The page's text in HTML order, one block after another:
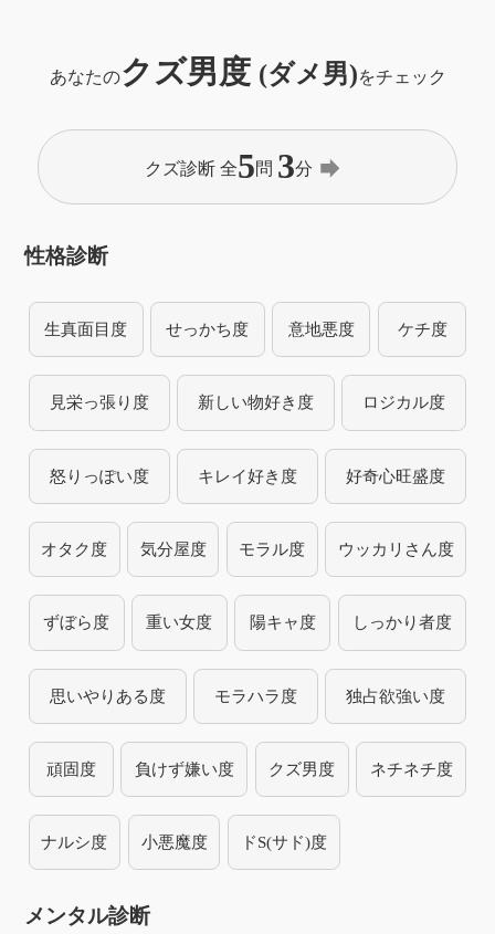
あなたのクズ男度 (ダメ男)をチェック
クズ診断 全5問 3分 forward
性格診断
生真面目度 せっかち度 意地悪度 ケチ度
見栄っ張り度 新しい物好き度 ロジカル度
怒りっぽい度 キレイ好き度 好奇心旺盛度
オタク度 気分屋度 モラル度 ウッカリさん度
ずぼら度 重い女度 陽キャ度 しっかり者度
思いやりある度 モラハラ度 独占欲強い度
頑固度 負けず嫌い度 クズ男度 ネチネチ度
ナルシ度 小悪魔度 ドS(サド)度
メンタル診断